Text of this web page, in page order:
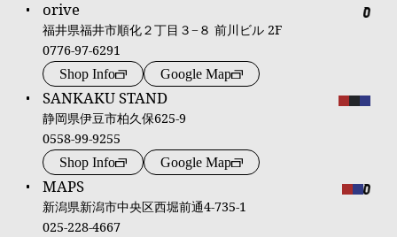
orive
福井県福井市順化２丁目３−８ 前川ビル 2F
0776-97-6291
Shop Info Google Map
SANKAKU STAND
静岡県伊豆市柏久保625-9
0558-99-9255
Shop Info Google Map
MAPS
新潟県新潟市中央区西堀前通4-735-1
025-228-4667